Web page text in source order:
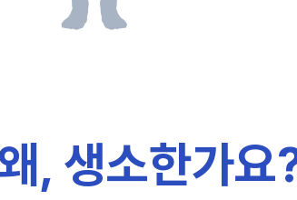
, 생소한가요